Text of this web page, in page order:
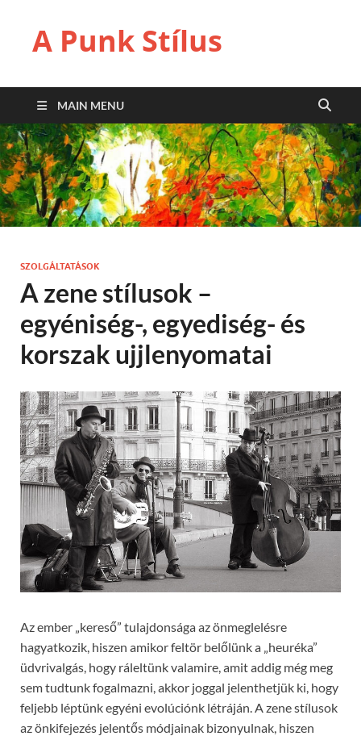
A Punk Stílus
MAIN MENU
SZOLGÁLTATÁSOK
A zene stílusok –
egyéniség-, egyediség- és
korszak ujjlenyomatai
Az ember „kereső” tulajdonsága az önmeglelésre
hagyatkozik, hiszen amikor feltör belőlünk a „heuréka”
üdvrivalgás, hogy ráleltünk valamire, amit addig még meg
sem tudtunk fogalmazni, akkor joggal jelenthetjük ki, hogy
feljebb léptünk egyéni evolúciónk létráján. A zene stílusok
az önkifejezés jelentős módjainak bizonyulnak, hiszen